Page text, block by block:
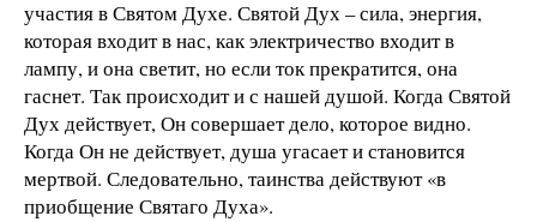
участия в Святом Духе. Святой Дух – сила, энергия,
которая входит в нас, как электричество входит в
лампу, и она светит, но если ток прекратится, она
гаснет. Так происходит и с нашей душой. Когда Святой
Дух действует, Он совершает дело, которое видно.
Когда Он не действует, душа угасает и становится
мертвой. Следовательно, таинства действуют «в
приобщение Святаго Духа».